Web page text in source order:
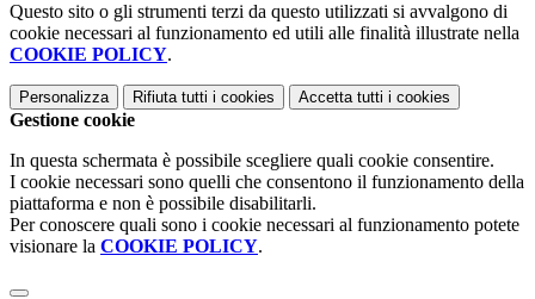
Questo sito o gli strumenti terzi da questo utilizzati si avvalgono di
cookie necessari al funzionamento ed utili alle finalità illustrate nella
COOKIE POLICY.
Personalizza Rifiuta tutti i cookies Accetta tutti i cookies
Gestione cookie
In questa schermata è possibile scegliere quali cookie consentire.
I cookie necessari sono quelli che consentono il funzionamento della
piattaforma e non è possibile disabilitarli.
Per conoscere quali sono i cookie necessari al funzionamento potete
visionare la COOKIE POLICY.